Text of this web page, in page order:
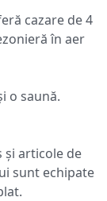
cazare de 4
în aer
o saună.
și articole de
sunt echipate